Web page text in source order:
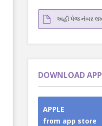
DOWNLOAD APP
APPLE
from app store